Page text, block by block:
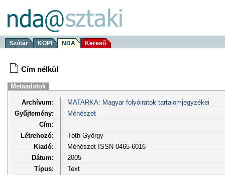
Szótár KOPI NDA Kereső
Cím nélkül
Metaadatok
Archívum:
MATARKA: Magyar folyóiratok tartalomjegyzékei
Gyűjtemény:
Méhészet
Cím:
Létrehozó:
Tóth György
Kiadó:
Méhészet ISSN 0465-6016
Dátum:
2005
Típus:
Text